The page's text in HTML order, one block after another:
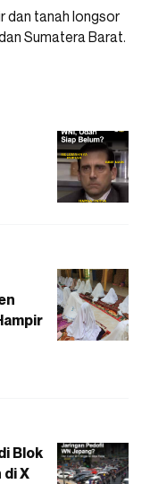
dan tanah longsor
Sumatera Barat.
Blok
di X